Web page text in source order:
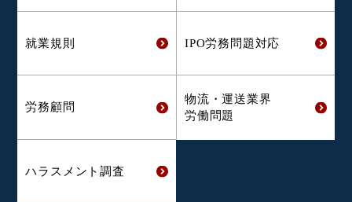
就業規則 IPO労務問題対応
労務顧問
物流・運送業界
労働問題
ハラスメント調査